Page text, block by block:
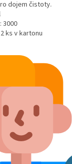
dojem čistoty.
3000
ks v kartonu